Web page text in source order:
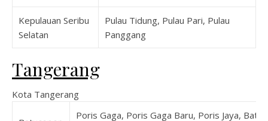
Kepulauan Seribu
Selatan
Pulau Tidung, Pulau Pari, Pulau
Panggang
Tangerang
Kota Tangerang
Poris Gaga, Poris Gaga Baru, Poris Jaya,